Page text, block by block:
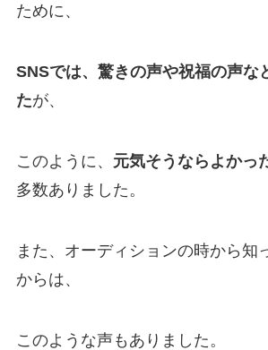
ために、
SNSでは、驚きの声や祝福の声な
たが、
このように、 元気そうならよかっ
多数ありました。
また、オーディションの時から知
からは、
このような声もありました。